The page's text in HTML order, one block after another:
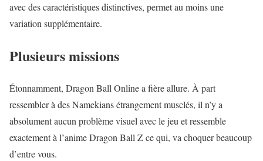
avec des caractéristiques distinctives, permet au moins une
variation supplémentaire.
Plusieurs missions
Étonnamment, Dragon Ball Online a fière allure. À part
ressembler à des Namekians étrangement musclés, il n’y a
absolument aucun problème visuel avec le jeu et ressemble
exactement à l’anime Dragon Ball Z ce qui, va choquer beaucoup
d’entre vous.